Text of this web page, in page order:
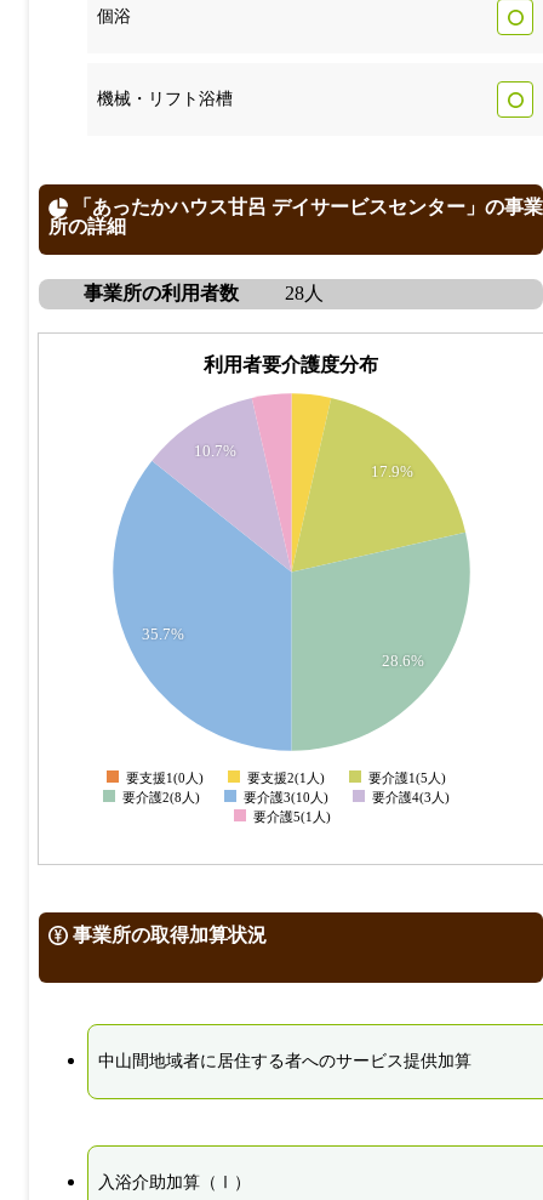
個浴
機械・リフト浴槽
「あったかハウス甘呂 デイサービスセンター」の事業
所の詳細
事業所の利用者数 28人
利用者要介護度分布
17.9%
28.6%
35.7%
10.7%
0
要支援1(0人) 要支援2(1人)
要介護1(5人)
要介護2(8人)
要介護3(10人)
要介護4(3人)
要介護5(1人)
事業所の取得加算状況
中山間地域者に居住する者へのサービス提供加算
入浴介助加算（Ⅰ）